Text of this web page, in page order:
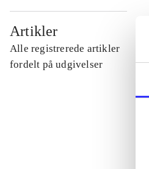
Artikler
Alle registrerede artikler
fordelt på udgivelser